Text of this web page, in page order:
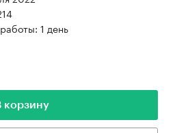
1 день
корзину